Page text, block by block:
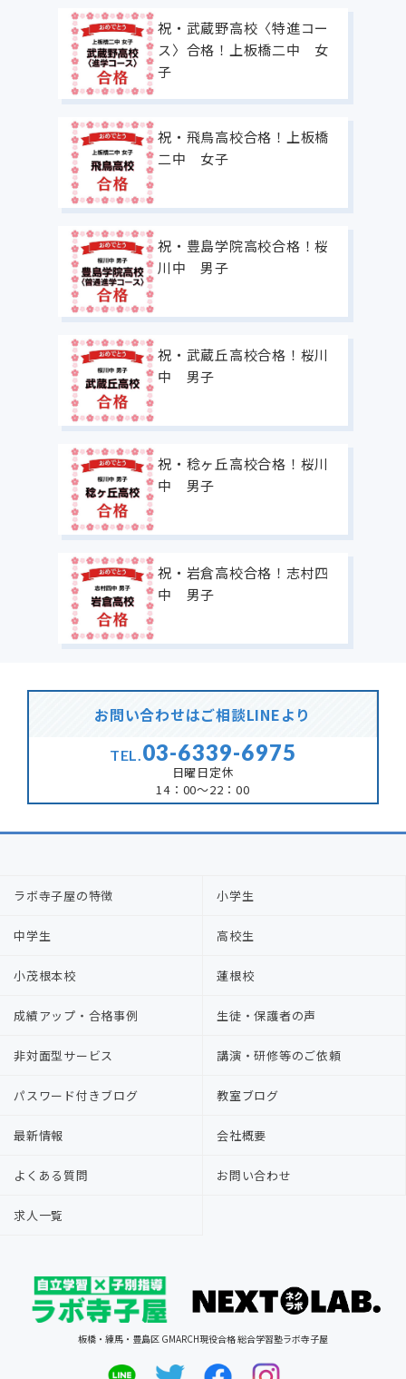
祝・武蔵野高校〈特進コー
ス〉合格！上板橋二中 女
子
祝・飛鳥高校合格！上板橋
二中 女子
祝・豊島学院高校合格！桜
川中 男子
祝・武蔵丘高校合格！桜川
中 男子
祝・稔ヶ丘高校合格！桜川
中 男子
祝・岩倉高校合格！志村四
中 男子
お問い合わせはご相談LINEより
TEL.03-6339-6975
日曜日定休
14：00～22：00
ラボ寺子屋の特徴 小学生
中学生 高校生
小茂根本校 蓮根校
成績アップ・合格事例 生徒・保護者の声
非対面型サービス 講演・研修等のご依頼
パスワード付きブログ 教室ブログ
最新情報 会社概要
よくある質問 お問い合わせ
求人一覧
板橋・練馬・豊島区 GMARCH現役合格 総合学習塾ラボ寺子屋